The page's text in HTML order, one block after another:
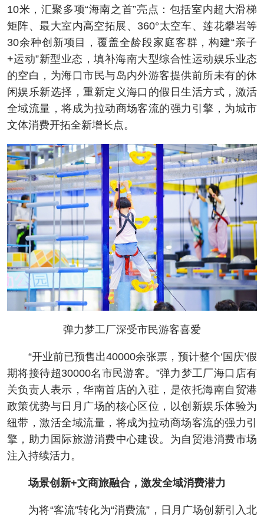
10米，汇聚多项“海南之首”亮点：包括室内超大滑梯
矩阵、最大室内高空拓展、360°太空车、莲花攀岩等
30余种创新项目，覆盖全龄段家庭客群，构建“亲子
+运动”新型业态，填补海南大型综合性运动娱乐业态
的空白，为海口市民与岛内外游客提供前所未有的休
闲娱乐新选择，重新定义海口的假日生活方式，激活
全域流量，将成为拉动商场客流的强力引擎，为城市
文体消费开拓全新增长点。
弹力梦工厂深受市民游客喜爱
“开业前已预售出40000余张票，预计整个‘国庆’假
期将接待超30000名市民游客。”弹力梦工厂海口店有
关负责人表示，华南首店的入驻，是依托海南自贸港
政策优势与日月广场的核心区位，以创新娱乐体验为
纽带，激活全域流量，将成为拉动商场客流的强力引
擎，助力国际旅游消费中心建设。为自贸港消费市场
注入持续活力。
场景创新+文商旅融合，激发全域消费潜力
为将“客流”转化为“消费流”，日月广场创新引入北